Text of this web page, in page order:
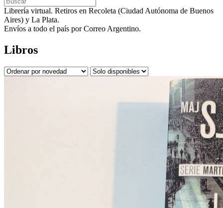
Librería virtual. Retiros en Recoleta (Ciudad Autónoma de Buenos
Aires) y La Plata.
Envíos a todo el país por Correo Argentino.
Libros